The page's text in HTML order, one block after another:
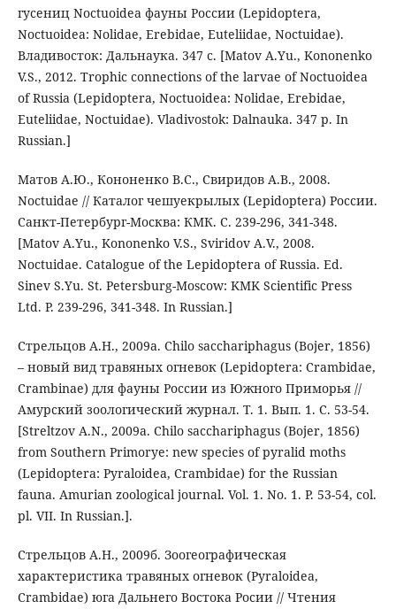
гусениц Noctuoidea фауны России (Lepidoptera,
Noctuoidea: Nolidae, Erebidae, Euteliidae, Noctuidae).
Владивосток: Дальнаука. 347 с. [Matov A.Yu., Kononenko
V.S., 2012. Trophic connections of the larvae of Noctuoidea
of Russia (Lepidoptera, Noctuoidea: Nolidae, Erebidae,
Euteliidae, Noctuidae). Vladivostok: Dalnauka. 347 p. In
Russian.]
Матов А.Ю., Кононенко В.С., Свиридов А.В., 2008.
Noctuidae // Каталог чешуекрылых (Lepidoptera) России.
Санкт-Петербург-Москва: КМК. С. 239-296, 341-348.
[Matov A.Yu., Kononenko V.S., Sviridov A.V., 2008.
Noctuidae. Catalogue of the Lepidoptera of Russia. Ed.
Sinev S.Yu. St. Petersburg-Moscow: KMK Scientific Press
Ltd. P. 239-296, 341-348. In Russian.]
Стрельцов А.Н., 2009а. Chilo sacchariphagus (Bojer, 1856)
– новый вид травяных огневок (Lepidoptera: Crambidae,
Crambinae) для фауны России из Южного Приморья //
Амурский зоологический журнал. Т. 1. Вып. 1. С. 53-54.
[Streltzov A.N., 2009a. Chilo sacchariphagus (Bojer, 1856)
from Southern Primorye: new species of pyralid moths
(Lepidoptera: Pyraloidea, Crambidae) for the Russian
fauna. Amurian zoological journal. Vol. 1. No. 1. P. 53-54, col.
pl. VII. In Russian.].
Стрельцов А.Н., 2009б. Зоогеографическая
характеристика травяных огневок (Pyraloidea,
Crambidae) юга Дальнего Востока Росии // Чтения